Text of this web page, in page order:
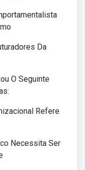
Da
O Seguinte
Refere
Necessita Ser